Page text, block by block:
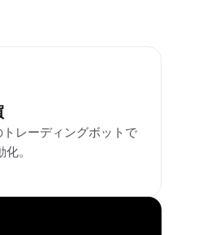
レーディングボットで
。